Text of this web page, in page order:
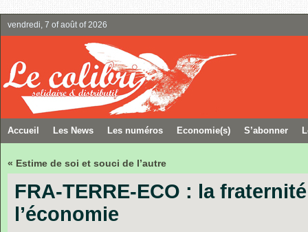
vendredi, 7 of août of 2026
Accueil Les News Les numéros Economie(s) S’abonner
« Estime de soi et souci de l’autre
FRA-TERRE-ECO : la
l’économie